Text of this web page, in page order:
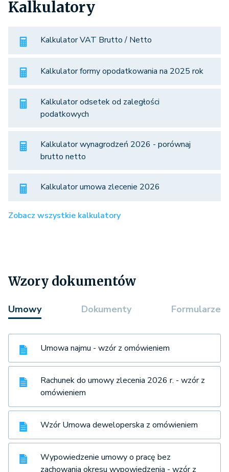
Kalkulatory
Kalkulator VAT Brutto / Netto
Kalkulator formy opodatkowania na 2025 rok
Kalkulator odsetek od zaległości
podatkowych
Kalkulator wynagrodzeń 2026 - porównaj
brutto netto
Kalkulator umowa zlecenie 2026
Zobacz wszystkie kalkulatory
Wzory dokumentów
Umowy Dokumenty Formularze
Umowa najmu - wzór z omówieniem
Rachunek do umowy zlecenia 2026 r. - wzór z
omówieniem
Wzór Umowa deweloperska z omówieniem
Wypowiedzenie umowy o pracę bez
zachowania okresu wypowiedzenia - wzór z